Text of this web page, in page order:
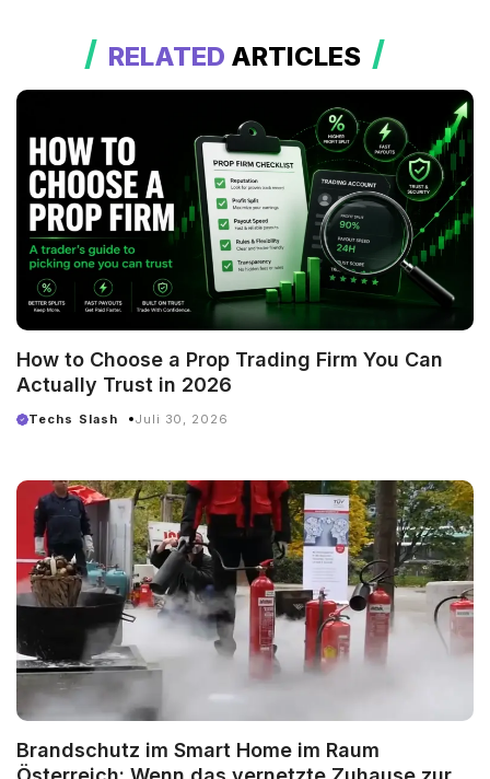
RELATED ARTICLES
How to Choose a Prop Trading Firm You Can
Actually Trust in 2026
Techs Slash Juli 30, 2026
Brandschutz im Smart Home im Raum